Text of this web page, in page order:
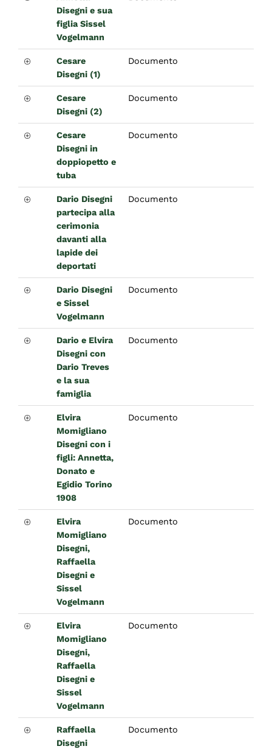
Disegni e sua
figlia Sissel
Vogelmann
Cesare
Disegni (1)
Documento
Cesare
Disegni (2)
Documento
Cesare
Disegni in
doppiopetto e
tuba
Documento
Dario Disegni
partecipa alla
cerimonia
davanti alla
lapide dei
deportati
Documento
Dario Disegni
e Sissel
Vogelmann
Documento
Dario e Elvira
Disegni con
Dario Treves
e la sua
famiglia
Documento
Elvira
Momigliano
Disegni con i
figli: Annetta,
Donato e
Egidio Torino
1908
Documento
Elvira
Momigliano
Disegni,
Raffaella
Disegni e
Sissel
Vogelmann
Documento
Elvira
Momigliano
Disegni,
Raffaella
Disegni e
Sissel
Vogelmann
Documento
Raffaella
Disegni
Documento